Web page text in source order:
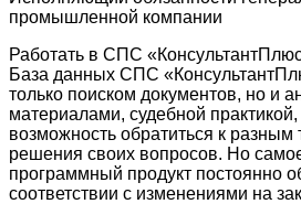
промышленной компании
Работать в СПС
База данных СПС
только поиском документов, но и
материалами, судебной
возможность обратиться к разным
решения своих вопросов. Но
программный продукт постоянно
соответствии с изменениями на